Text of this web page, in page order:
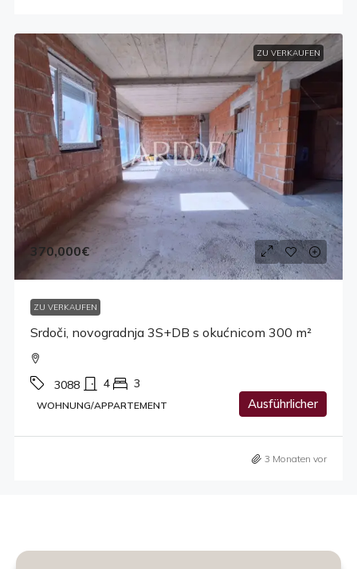
ZU VERKAUFEN
370,000€
ZU VERKAUFEN
Srdoči, novogradnja 3S+DB s okućnicom 300 m²
3088 4 3
WOHNUNG/APPARTEMENT Ausführlicher
3 Monaten vor